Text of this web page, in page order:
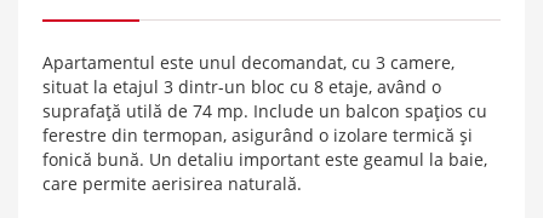
Apartamentul este unul decomandat, cu 3 camere,
situat la etajul 3 dintr-un bloc cu 8 etaje, având o
suprafață utilă de 74 mp. Include un balcon spațios cu
ferestre din termopan, asigurând o izolare termică și
fonică bună. Un detaliu important este geamul la baie,
care permite aerisirea naturală.